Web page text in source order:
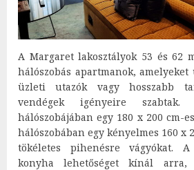
A Margaret lakosztályok 53 és 62
hálószobás apartmanok, amelyeket
üzleti utazók vagy hosszabb
vendégek igényeire
hálószobájában egy 180 x 200 cm-
hálószobában egy kényelmes 160 x
tökéletes pihenésre vágyókat.
konyha lehetőséget kínál